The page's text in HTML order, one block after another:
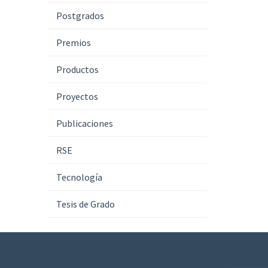
Postgrados
Premios
Productos
Proyectos
Publicaciones
RSE
Tecnología
Tesis de Grado